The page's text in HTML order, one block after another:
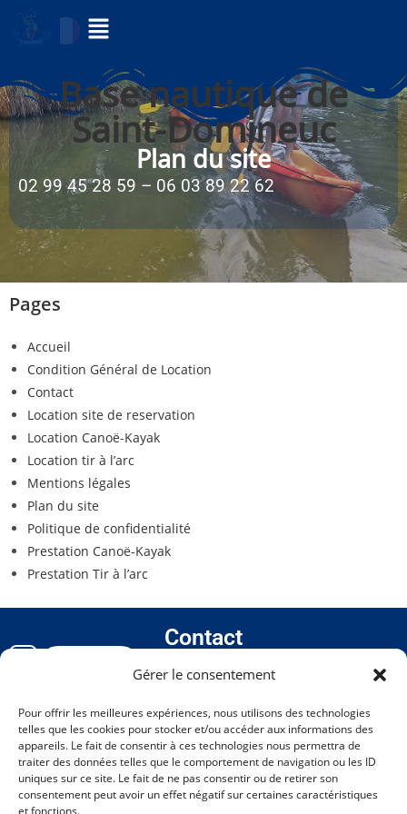
Gérer le consentement
Pour offrir les meilleures expériences, nous utilisons des technologies
telles que les cookies pour stocker et/ou accéder aux informations des
appareils. Le fait de consentir à ces technologies nous permettra de
traiter des données telles que le comportement de navigation ou les ID
uniques sur ce site. Le fait de ne pas consentir ou de retirer son
consentement peut avoir un effet négatif sur certaines caractéristiques
et fonctions.
Base nautique de
Saint-Domineuc
Plan du site
02 99 45 28 59 – 06 03 89 22 62
Pages
Accueil
Condition Général de Location
Contact
Location site de reservation
Location Canoë-Kayak
Location tir à l’arc
Mentions légales
Plan du site
Politique de confidentialité
Prestation Canoë-Kayak
Prestation Tir à l’arc
Contact
canoekayaksaintdomineuc@gmail.com
Sent. du Halage, 35190 Saint-Domineuc​
Nous suivre